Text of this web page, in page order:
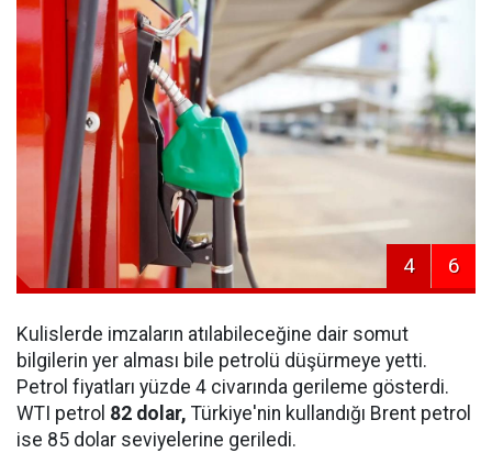
4 6
Kulislerde imzaların atılabileceğine dair somut
bilgilerin yer alması bile petrolü düşürmeye yetti.
Petrol fiyatları yüzde 4 civarında gerileme gösterdi.
WTI petrol 82 dolar, Türkiye'nin kullandığı Brent petrol
ise 85 dolar seviyelerine geriledi.